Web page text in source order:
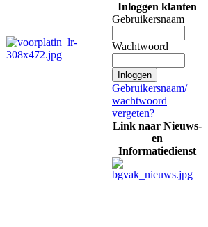
Inloggen klanten
Gebruikersnaam
Wachtwoord
Gebruikersnaam/
wachtwoord
vergeten?
Link naar Nieuws-
en
Informatiedienst